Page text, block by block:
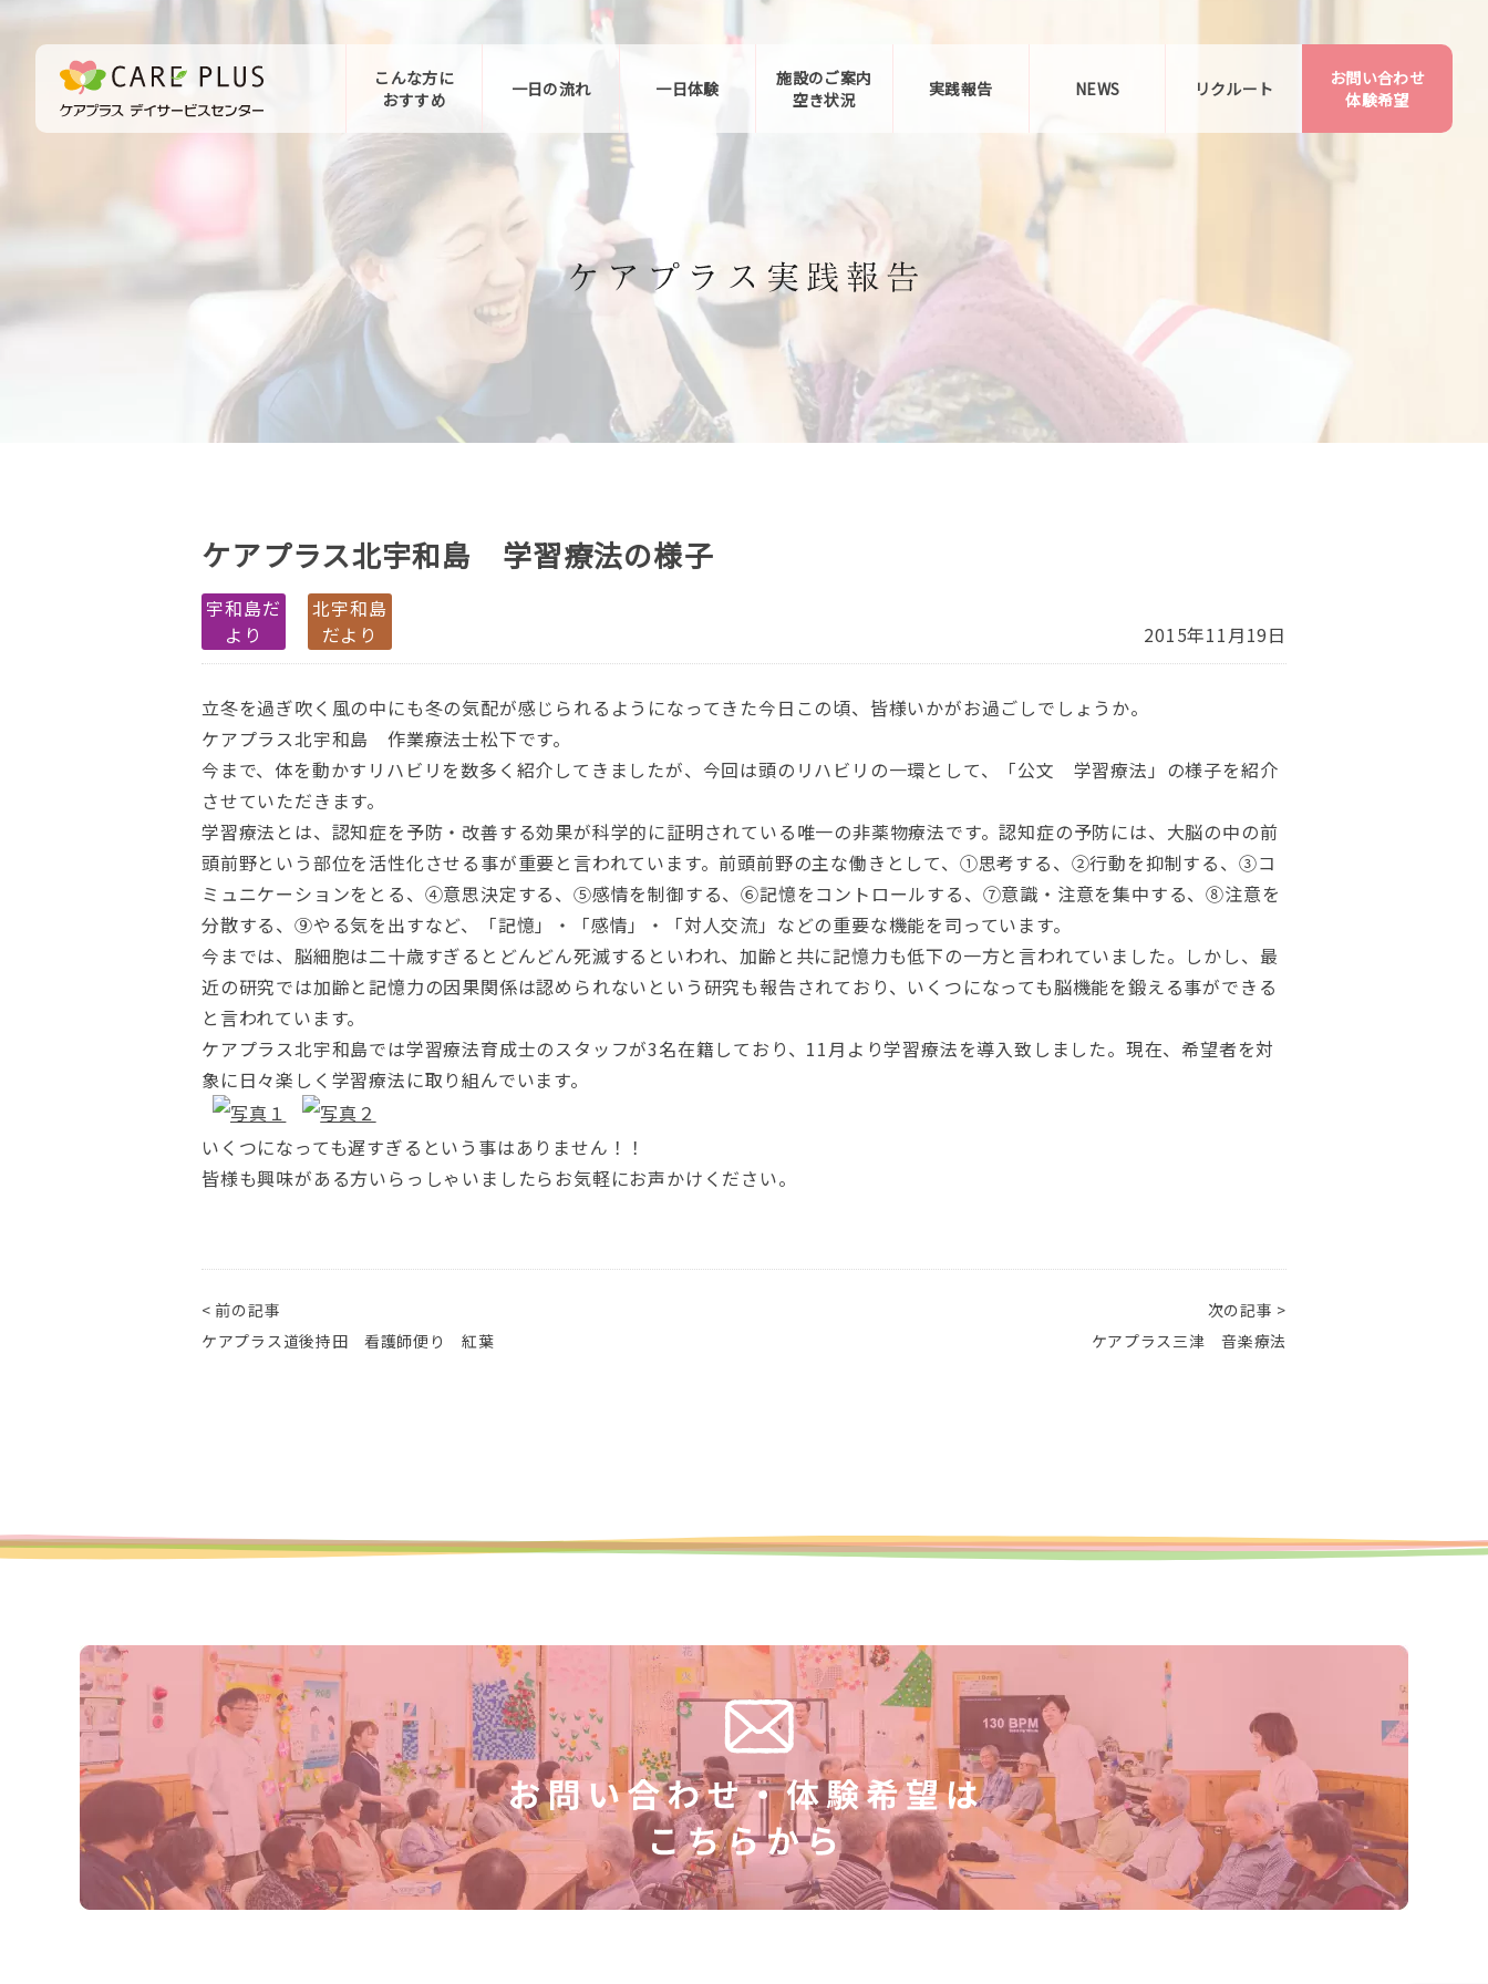
こんな方に
おすすめ
一日の流れ 一日体験
施設のご案内
空き状況
実践報告 NEWS リクルート
お問い合わせ
お問い合わせ
体験希望
ケアプラス北宇和島 学習療法の様子
宇和島だ
より
北宇和島
だより
2015年11月19日
立冬を過ぎ吹く風の中にも冬の気配が感じられるようになってきた今日この頃、皆様いかがお過ごしでしょうか。
ケアプラス北宇和島 作業療法士松下です。
今まで、体を動かすリハビリを数多く紹介してきましたが、今回は頭のリハビリの一環として、「公文 学習療法」の様子を紹介
させていただきます。
学習療法とは、認知症を予防・改善する効果が科学的に証明されている唯一の非薬物療法です。認知症の予防には、大脳の中の前
頭前野という部位を活性化させる事が重要と言われています。前頭前野の主な働きとして、①思考する、②行動を抑制する、③コ
ミュニケーションをとる、④意思決定する、⑤感情を制御する、⑥記憶をコントロールする、⑦意識・注意を集中する、⑧注意を
分散する、⑨やる気を出すなど、「記憶」・「感情」・「対人交流」などの重要な機能を司っています。
今までは、脳細胞は二十歳すぎるとどんどん死滅するといわれ、加齢と共に記憶力も低下の一方と言われていました。しかし、最
近の研究では加齢と記憶力の因果関係は認められないという研究も報告されており、いくつになっても脳機能を鍛える事ができる
と言われています。
ケアプラス北宇和島では学習療法育成士のスタッフが3名在籍しており、11月より学習療法を導入致しました。現在、希望者を対
象に日々楽しく学習療法に取り組んでいます。
いくつになっても遅すぎるという事はありません！！
皆様も興味がある方いらっしゃいましたらお気軽にお声かけください。
< 前の記事
ケアプラス道後持田 看護師便り 紅葉
次の記事 >
ケアプラス三津 音楽療法